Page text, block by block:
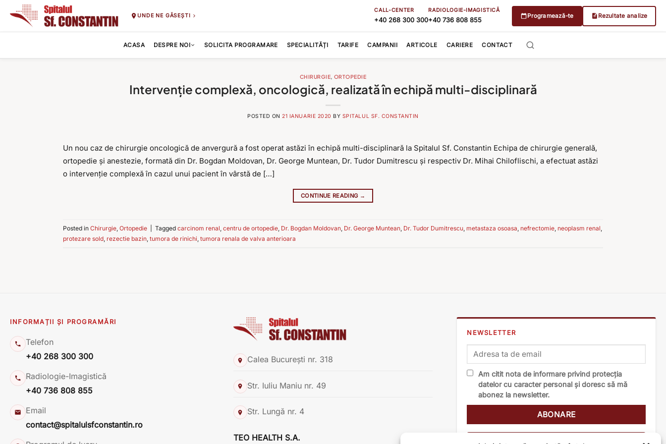
UNDE NE GĂSEȘTI
CALL-CENTER
+40 268 300 300
RADIOLOGIE-IMAGISTICĂ
+40 736 808 855
Programează-te Rezultate analize
ACASA DESPRE NOI SOLICITA PROGRAMARE SPECIALITĂȚI TARIFE CAMPANII ARTICOLE CARIERE CONTACT
CHIRURGIE, ORTOPEDIE
Intervenție complexă, oncologică, realizată în echipă multi-disciplinară
POSTED ON21 IANUARIE 2020 BY SPITALUL SF. CONSTANTIN
Un nou caz de chirurgie oncologică de anvergură a fost operat astăzi în echipă multi-disciplinară la Spitalul Sf. Constantin Echipa de chirurgie generală,
ortopedie și anestezie, formată din Dr. Bogdan Moldovan, Dr. George Muntean, Dr. Tudor Dumitrescu și respectiv Dr. Mihai Chiloflischi, a efectuat astăzi
o intervenție complexă în cazul unui pacient în vârstă de […]
CONTINUE READING →
Posted in Chirurgie, Ortopedie Tagged carcinom renal, centru de ortopedie, Dr. Bogdan Moldovan, Dr. George Muntean, Dr. Tudor Dumitrescu, metastaza osoasa, nefrectomie, neoplasm renal,
protezare sold, rezectie bazin, tumora de rinichi, tumora renala de valva anterioara
INFORMAȚII ȘI PROGRAMĂRI
Telefon
+40 268 300 300
Radiologie-Imagistică
+40 736 808 855
Email
contact@spitalulsfconstantin.ro
Calea București nr. 318
Str. Iuliu Maniu nr. 49
Str. Lungă nr. 4
TEO HEALTH S.A.
NEWSLETTER
Am citit nota de informare privind protecția
datelor cu caracter personal și doresc să mă
abonez la newsletter.